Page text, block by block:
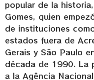
popular de la
Gomes, quien
de instituciones
estados fuera de
Gerais y São Paulo
década de 1990. La
a la Agência